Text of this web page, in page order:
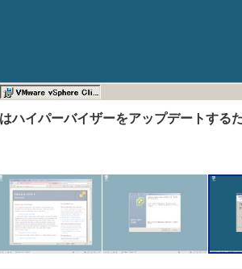
ハイパーバイザーをアップデートする